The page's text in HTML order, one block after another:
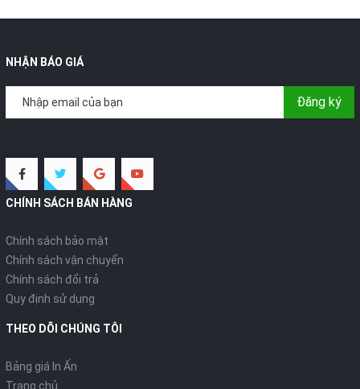
NHẬN BÁO GIÁ
Đăng ký
CHÍNH SÁCH BÁN HÀNG
Chính sách bảo mật
Chính sách vận chuyển
Chính sách đổi trả
Quy định sử dụng
THEO DÕI CHÚNG TÔI
Bảng giá In Ấn
Trang chủ